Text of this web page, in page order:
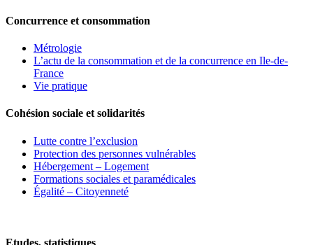
Concurrence et consommation
Métrologie
L’actu de la consommation et de la concurrence en Ile-de-
France
Vie pratique
Cohésion sociale et solidarités
Lutte contre l’exclusion
Protection des personnes vulnérables
Hébergement – Logement
Formations sociales et paramédicales
Égalité – Citoyenneté
Etudes, statistiques